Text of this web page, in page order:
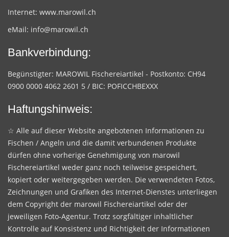
Internet: www.marowil.ch
eMail: info@marowil.ch
Bankverbindung:
Begünstigter: MAROWIL Fischereiartikel - Postkonto: CH94
0900 0000 4062 2601 5 / BIC: POFICCHBEXXX
Haftungshinweis:
☆ Alle auf dieser Website angebotenen Informationen zu
Fischen / Angeln und die damit verbundenen Produkte
dürfen ohne vorherige Genehmigung von marowil
Fischereiartikel weder ganz noch teilweise gespeichert,
kopiert oder weitergegeben werden. Die verwendeten Fotos,
Zeichnungen und Grafiken des Internet-Dienstes unterliegen
dem Copyright der marowil Fischereiartikel oder der
jeweiligen Foto-Agentur. Trotz sorgfältiger inhaltlicher
Kontrolle auf Konsistenz und Richtigkeit der Informationen